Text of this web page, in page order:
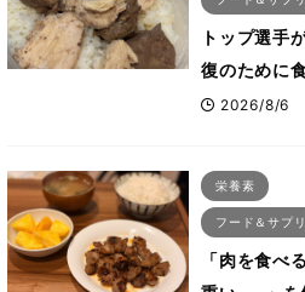
トップ選手
復のために
「リカバリ
た鶏レバー
2026/8/6
栄養素
フード＆サプリ
「肉を食べ